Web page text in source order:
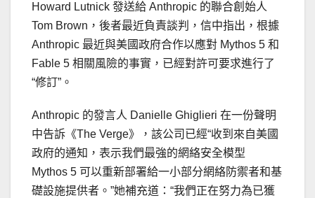
Howard Lutnick 發送給 Anthropic 的聯合創始人
Tom Brown，後者最近負責談判，信中指出，根據
Anthropic 最近與美國政府合作以應對 Mythos 5 和
Fable 5 相關風險的事實，已經對許可要求進行了
“修訂”。
Anthropic 的發言人 Danielle Ghiglieri 在一份聲明
中告訴《The Verge》，該公司已經“收到來自美國
政府的通知，表示我們最強的網絡安全模型
Mythos 5 可以重新部署給一小部分網絡防禦者和基
礎設施提供者。”她補充道：“我們正在努力為已獲